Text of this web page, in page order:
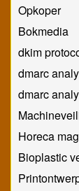
Opkoper
Bokmedia
dkim
dmarc
dmarc
Horeca
Bioplastic